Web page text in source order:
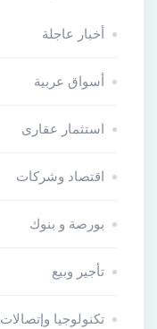
أخبار عاجلة
أسواق عربية
استثمار عقارى
اقتصاد وشركات
بورصة و بنوك
تأجير وبيع
تكنولوجيا وإتصالات